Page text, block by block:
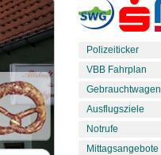
Polizeiticker
VBB Fahrplan
Gebrauchtwagen
Ausflugsziele
Notrufe
Mittagsangebote